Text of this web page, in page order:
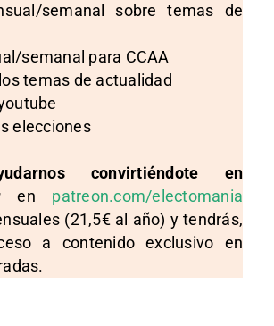
semanal sobre temas de
semanal para CCAA
temas de actualidad
elecciones
convirtiéndote en
en patreon.com/electomania
(21,5€ al año) y tendrás,
a contenido exclusivo en